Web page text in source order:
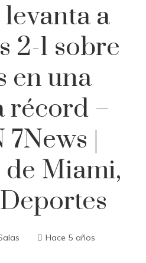
a
2-1 sobre
en una
récord –
7News |
Miami,
Hace 5 años